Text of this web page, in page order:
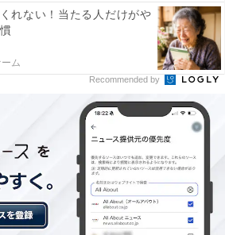
れない！当たる人だけがや
ム
Recommended by